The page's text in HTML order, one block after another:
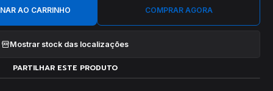
AO CARRINHO COMPRAR AGORA
Mostrar stock das localizações
PARTILHAR ESTE PRODUTO